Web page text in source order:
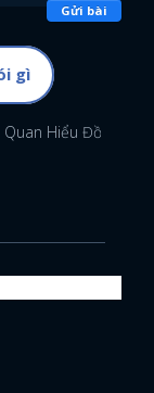
Gửi bài
gì
Quan Hiểu Đồng